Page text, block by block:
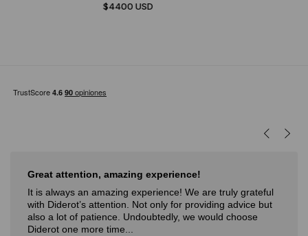
$4400 USD
Great attention, amazing experience!
It is always an amazing experience! We are truly grateful
with Diderot’s attention. Not only for providing advice but
also a lot of patience. Undoubtedly, we would choose
Diderot one more time...